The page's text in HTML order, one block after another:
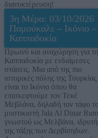
διανυκτέρευση!
3η Μέρα: 03/10/2026
Παμούκαλε – Ικόνιο –
Καππαδοκία
Πρωινό και αναχώρηση για
Καππαδοκία με ενδιάμεσες
στάσεις. Μια από της πιο
ιστορικές πόλης της Τουρκίας
είναι το Ικόνιο όπου θα
επισκεφτούμε τον Τεκέ
Μεβλάνα, δηλαδή τον τάφο
μυστικιστή Jala Al Dinar
γνωστού ως Μελβάνα, ιδρυτή
της τάξης των Δερβίσηδων.